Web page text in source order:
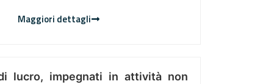
Maggiori dettagli
lucro, impegnati in attività non